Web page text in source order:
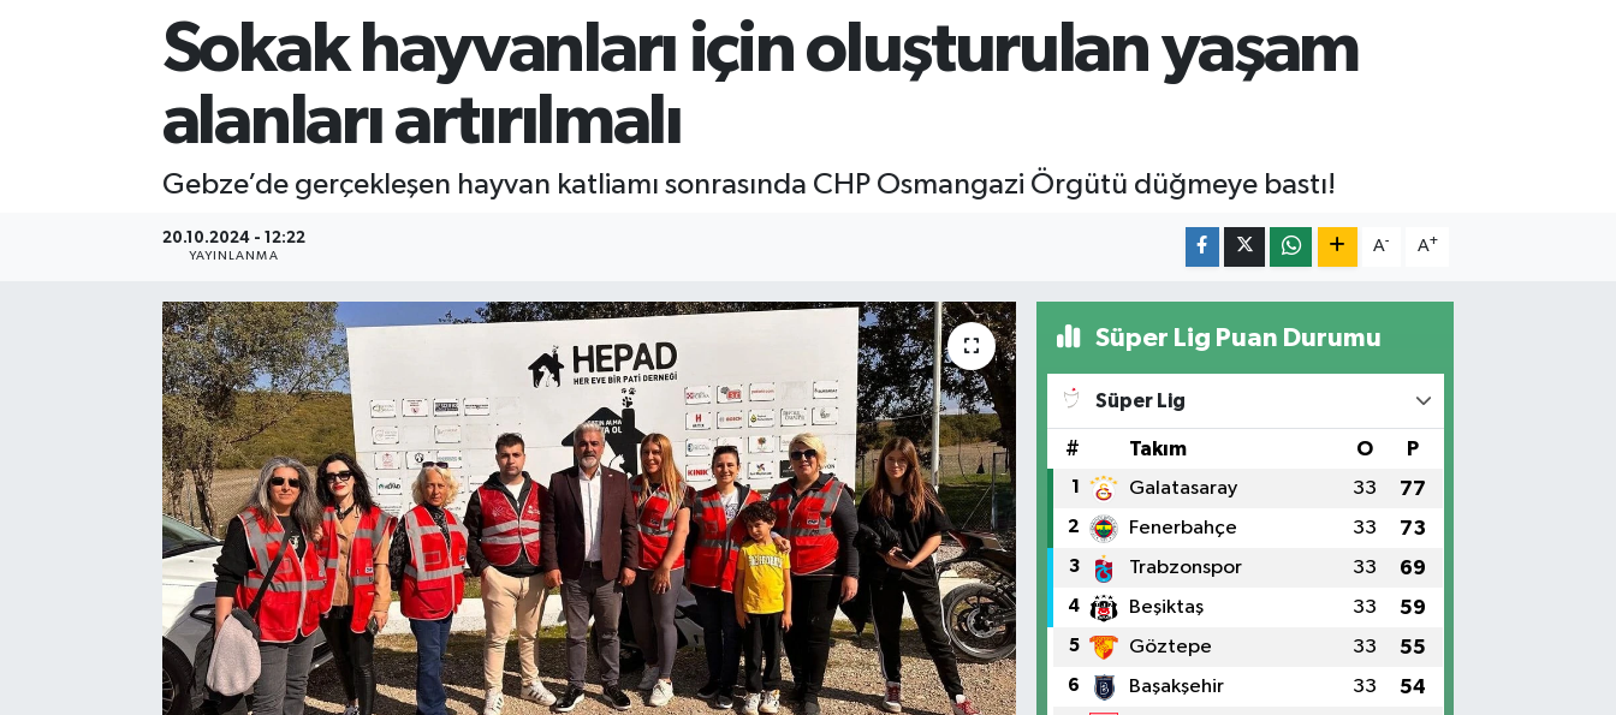
Sokak hayvanları için oluşturulan yaşam
alanları artırılmalı
Gebze’de gerçekleşen hayvan katliamı sonrasında CHP Osmangazi Örgütü düğmeye bastı!
20.10.2024 - 12:22
YAYINLANMA
A- A+
Süper Lig Puan Durumu
Süper Lig
# Takım O P
1 Galatasaray 33 77
2 Fenerbahçe 33 73
3 Trabzonspor 33 69
4 Beşiktaş 33 59
5 Göztepe 33 55
6 Başakşehir 33 54